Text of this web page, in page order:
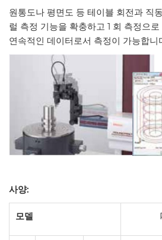
원통도나 평면도 등 테이블 회전과 직
럴 측정 기능을 확충하고 1 회 측정으
연속적인 데이터로서 측정이 가능합니
사양:
모델